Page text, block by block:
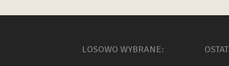
LOSOWO WYBRANE: